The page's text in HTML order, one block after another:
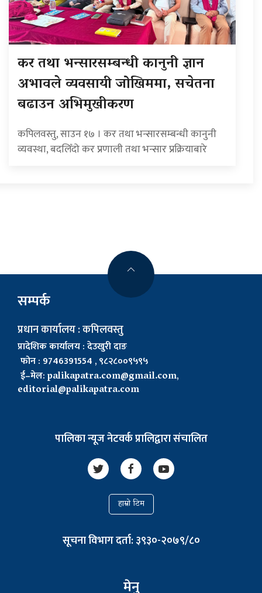
कर तथा भन्सारसम्बन्धी कानुनी ज्ञान
अभावले व्यवसायी जोखिममा, सचेतना
बढाउन अभिमुखीकरण
कपिलवस्तु, साउन १७ । कर तथा भन्सारसम्बन्धी कानुनी
व्यवस्था, बदलिँदो कर प्रणाली तथा भन्सार प्रक्रियाबारे
सम्पर्क
प्रधान कार्यालय : कपिलवस्तु
प्रादेशिक कार्यालय : देउखुरी दाङ
फोन : 9746391554 , ९८२८००९५९५
ई–मेल:palikapatra.com@gmail.com,
editorial@palikapatra.com
पालिका न्यूज नेटवर्क प्रालिद्वारा संचालित
हाम्रो टिम
सूचना विभाग दर्ता: ३९३०-२०७९/८०
मेनु